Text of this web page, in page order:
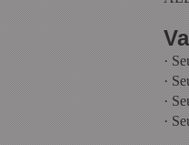
·
·
·
·